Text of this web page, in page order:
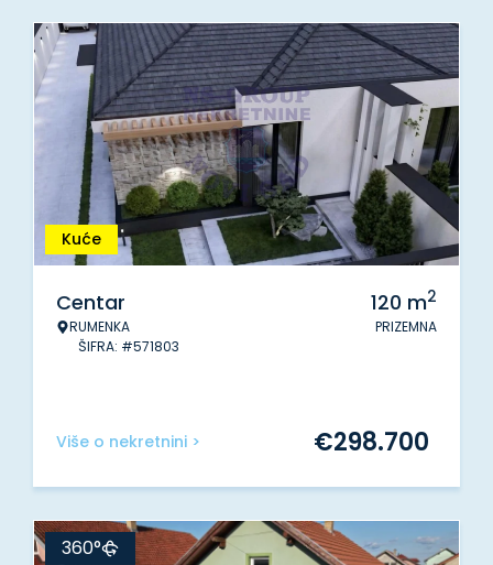
Kuće
Centar
RUMENKA
ŠIFRA: #571803
120 m2
PRIZEMNA
Više o nekretnini > €298.700
360°